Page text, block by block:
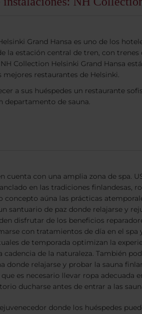
Grand Hansa es uno de los
la estación central de tren, con
Collection Helsinki Grand Hansa
mejores restaurantes de Helsinki.
a sus huéspedes un restaurante
departamento de sauna.
cuenta con una amplia zona de spa.
en las tradiciones finlandesas,
concepto aúna las prácticas
santuario de paz donde relajarse y
disfrutar de los beneficios
con tratamientos de día en el spa
de temporada optimizan la
cadencia de la naturaleza. También
donde relajarse y probar la sauna
es necesario llevar ropa adecuada
ducharse antes de entrar a las
donde los huéspedes